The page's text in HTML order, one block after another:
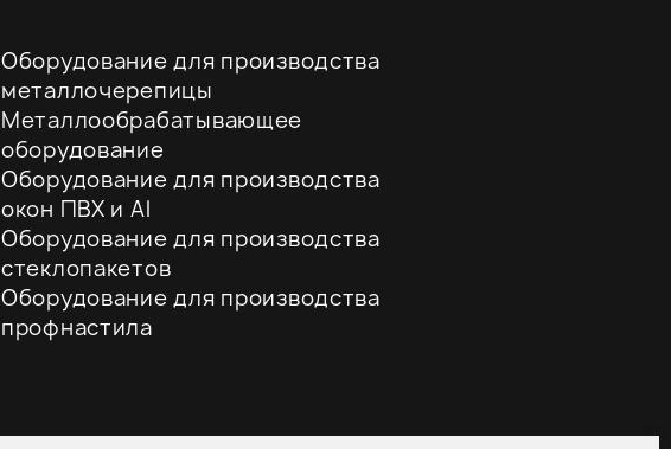
Оборудование для производства
металлочерепицы
Металлообрабатывающее
оборудование
Оборудование для производства
окон ПВХ и Al
Оборудование для производства
стеклопакетов
Оборудование для производства
профнастила